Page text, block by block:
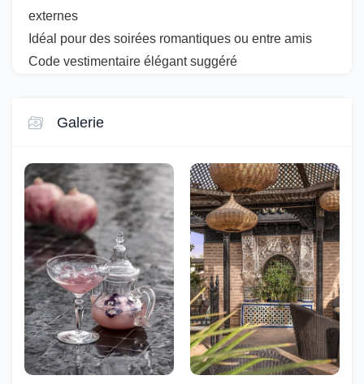
externes
Idéal pour des soirées romantiques ou entre amis
Code vestimentaire élégant suggéré
Galerie